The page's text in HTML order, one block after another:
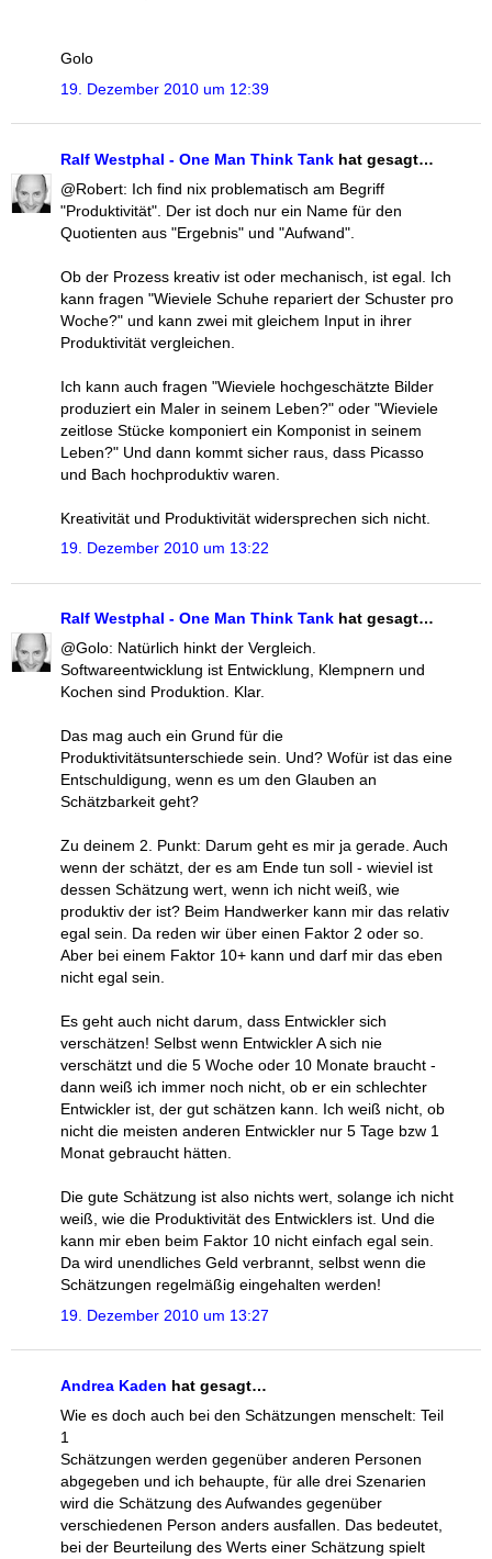
Golo
19. Dezember 2010 um 12:39
Ralf Westphal - One Man Think Tank hat gesagt…
@Robert: Ich find nix problematisch am Begriff
"Produktivität". Der ist doch nur ein Name für den
Quotienten aus "Ergebnis" und "Aufwand".
Ob der Prozess kreativ ist oder mechanisch, ist egal. Ich
kann fragen "Wieviele Schuhe repariert der Schuster pro
Woche?" und kann zwei mit gleichem Input in ihrer
Produktivität vergleichen.
Ich kann auch fragen "Wieviele hochgeschätzte Bilder
produziert ein Maler in seinem Leben?" oder "Wieviele
zeitlose Stücke komponiert ein Komponist in seinem
Leben?" Und dann kommt sicher raus, dass Picasso
und Bach hochproduktiv waren.
Kreativität und Produktivität widersprechen sich nicht.
19. Dezember 2010 um 13:22
Ralf Westphal - One Man Think Tank hat gesagt…
@Golo: Natürlich hinkt der Vergleich.
Softwareentwicklung ist Entwicklung, Klempnern und
Kochen sind Produktion. Klar.
Das mag auch ein Grund für die
Produktivitätsunterschiede sein. Und? Wofür ist das eine
Entschuldigung, wenn es um den Glauben an
Schätzbarkeit geht?
Zu deinem 2. Punkt: Darum geht es mir ja gerade. Auch
wenn der schätzt, der es am Ende tun soll - wieviel ist
dessen Schätzung wert, wenn ich nicht weiß, wie
produktiv der ist? Beim Handwerker kann mir das relativ
egal sein. Da reden wir über einen Faktor 2 oder so.
Aber bei einem Faktor 10+ kann und darf mir das eben
nicht egal sein.
Es geht auch nicht darum, dass Entwickler sich
verschätzen! Selbst wenn Entwickler A sich nie
verschätzt und die 5 Woche oder 10 Monate braucht -
dann weiß ich immer noch nicht, ob er ein schlechter
Entwickler ist, der gut schätzen kann. Ich weiß nicht, ob
nicht die meisten anderen Entwickler nur 5 Tage bzw 1
Monat gebraucht hätten.
Die gute Schätzung ist also nichts wert, solange ich nicht
weiß, wie die Produktivität des Entwicklers ist. Und die
kann mir eben beim Faktor 10 nicht einfach egal sein.
Da wird unendliches Geld verbrannt, selbst wenn die
Schätzungen regelmäßig eingehalten werden!
19. Dezember 2010 um 13:27
Andrea Kaden hat gesagt…
Wie es doch auch bei den Schätzungen menschelt: Teil
1
Schätzungen werden gegenüber anderen Personen
abgegeben und ich behaupte, für alle drei Szenarien
wird die Schätzung des Aufwandes gegenüber
verschiedenen Person anders ausfallen. Das bedeutet,
bei der Beurteilung des Werts einer Schätzung spielt